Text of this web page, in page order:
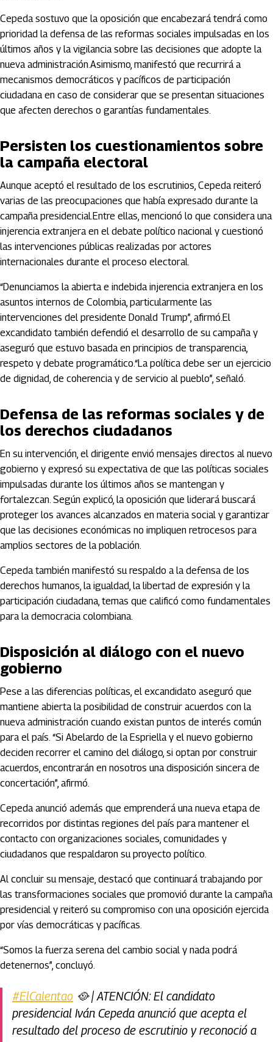
Cepeda sostuvo que la oposición que encabezará tendrá como
prioridad la defensa de las reformas sociales impulsadas en los
últimos años y la vigilancia sobre las decisiones que adopte la
nueva administración.Asimismo, manifestó que recurrirá a
mecanismos democráticos y pacíficos de participación
ciudadana en caso de considerar que se presentan situaciones
que afecten derechos o garantías fundamentales.
Persisten los cuestionamientos sobre
la campaña electoral
Aunque aceptó el resultado de los escrutinios, Cepeda reiteró
varias de las preocupaciones que había expresado durante la
campaña presidencial.Entre ellas, mencionó lo que considera una
injerencia extranjera en el debate político nacional y cuestionó
las intervenciones públicas realizadas por actores
internacionales durante el proceso electoral.
“Denunciamos la abierta e indebida injerencia extranjera en los
asuntos internos de Colombia, particularmente las
intervenciones del presidente Donald Trump”, afirmó.El
excandidato también defendió el desarrollo de su campaña y
aseguró que estuvo basada en principios de transparencia,
respeto y debate programático.“La política debe ser un ejercicio
de dignidad, de coherencia y de servicio al pueblo”, señaló.
Defensa de las reformas sociales y de
los derechos ciudadanos
En su intervención, el dirigente envió mensajes directos al nuevo
gobierno y expresó su expectativa de que las políticas sociales
impulsadas durante los últimos años se mantengan y
fortalezcan. Según explicó, la oposición que liderará buscará
proteger los avances alcanzados en materia social y garantizar
que las decisiones económicas no impliquen retrocesos para
amplios sectores de la población.
Cepeda también manifestó su respaldo a la defensa de los
derechos humanos, la igualdad, la libertad de expresión y la
participación ciudadana, temas que calificó como fundamentales
para la democracia colombiana.
Disposición al diálogo con el nuevo
gobierno
Pese a las diferencias políticas, el excandidato aseguró que
mantiene abierta la posibilidad de construir acuerdos con la
nueva administración cuando existan puntos de interés común
para el país. “Si Abelardo de la Espriella y el nuevo gobierno
deciden recorrer el camino del diálogo, si optan por construir
acuerdos, encontrarán en nosotros una disposición sincera de
concertación”, afirmó.
Cepeda anunció además que emprenderá una nueva etapa de
recorridos por distintas regiones del país para mantener el
contacto con organizaciones sociales, comunidades y
ciudadanos que respaldaron su proyecto político.
Al concluir su mensaje, destacó que continuará trabajando por
las transformaciones sociales que promovió durante la campaña
presidencial y reiteró su compromiso con una oposición ejercida
por vías democráticas y pacíficas.
“Somos la fuerza serena del cambio social y nada podrá
detenernos”, concluyó.
#ElCalentao 🥘 | ATENCIÓN: El candidato
presidencial Iván Cepeda anunció que acepta el
resultado del proceso de escrutinio y reconoció a